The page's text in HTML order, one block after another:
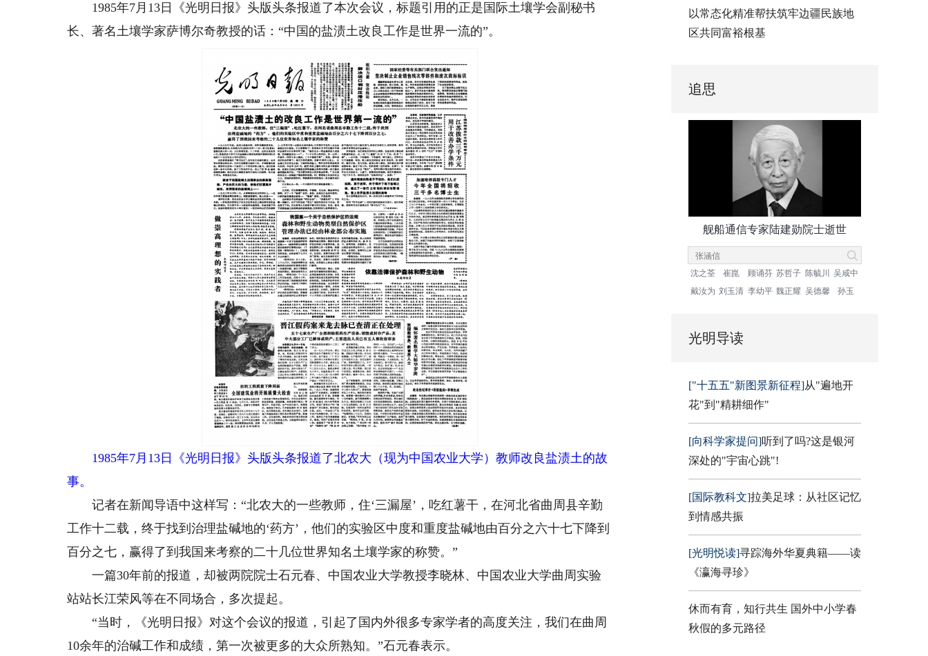
1985年7月13日《光明日报》头版头条报道了本次会议，标题引用的正是国际土壤学会副秘书
长、著名土壤学家萨博尔奇教授的话：“中国的盐渍土改良工作是世界一流的”。
1985年7月13日《光明日报》头版头条报道了北农大（现为中国农业大学）教师改良盐渍土的故
事。
记者在新闻导语中这样写：“北农大的一些教师，住‘三漏屋’，吃红薯干，在河北省曲周县辛勤
工作十二载，终于找到治理盐碱地的‘药方’，他们的实验区中度和重度盐碱地由百分之六十七下降到
百分之七，赢得了到我国来考察的二十几位世界知名土壤学家的称赞。”
一篇30年前的报道，却被两院院士石元春、中国农业大学教授李晓林、中国农业大学曲周实验
站站长江荣风等在不同场合，多次提起。
“当时，《光明日报》对这个会议的报道，引起了国内外很多专家学者的高度关注，我们在曲周
10余年的治碱工作和成绩，第一次被更多的大众所熟知。”石元春表示。
以常态化精准帮扶筑牢边疆民族地
区共同富裕根基
追思
舰船通信专家陆建勋院士逝世
沈之荃 崔崑 顾诵芬 苏哲子 陈毓川
吴咸中
戴汝为 刘玉清 李幼平 魏正耀 吴德馨 孙玉
光明导读
["十五五"新图景新征程]从"遍地开
花"到"精耕细作"
[向科学家提问]听到了吗?这是银河
深处的"宇宙心跳"!
[国际教科文]拉美足球：从社区记忆
到情感共振
[光明悦读]寻踪海外华夏典籍——读
《瀛海寻珍》
休而有育，知行共生 国外中小学春
秋假的多元路径